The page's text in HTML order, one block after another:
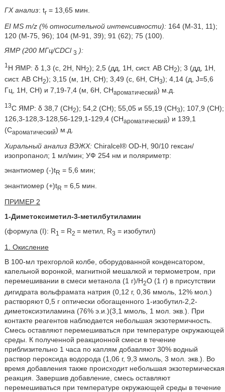
ГХ анализ: tr= 13,65 мин.
EI MS m/z (% относительной интенсивности): 164 (М-31, 11);
120 (М-75, 96); 104 (М-91, 39); 91 (62); 75 (100).
ЯМР (200 МГц/CDCl 3 ):
1 Н ЯМР: δ 1,3 (с, 2Н, NH2); 2,5 (дд, 1Н, сист. АВ СН2); 3 (дд, 1Н,
сист. АВ СН2); 3,15 (м, 1Н, СН); 3,49 (с, 6Н, СН3); 4,14 (д, J=5,6
Гц, 1Н, СН) и 7,19-7,4 (м, 6Н, СНароматический) м.д.
13С ЯМР: δ 38,7 (СН2); 54,2 (СН); 55,05 и 55,19 (СН3); 107,9 (СН);
126,3-128,3-128,56-129,1-129,4 (СНароматический) и 139,1
(Сароматический) м.д.
Хиральный анализ ВЭЖХ: Chiralcel® OD-H, 90/10 гексан/
изопропанол; 1 мл/мин; УФ 254 нм и поляриметр:
энантиомер (-)tR = 5,6 мин;
энантиомер (+)tR = 6,5 мин.
ПРИМЕР 2
1-Диметоксиметил-3-метилбутиламин
(формула (I): R1 = R2 = метил, R3 = изобутил)
1. Окисление
В 100-мл трехгорлой колбе, оборудованной конденсатором,
капельной воронкой, магнитной мешалкой и термометром, при
перемешивании в смеси метанола (1 г)/Н2О (1 г) в присутствии
дигидрата вольфрамата натрия (0,12 г, 0,36 ммоль, 12% мол.)
растворяют 0,5 г оптически обогащенного 1-изобутил-2,2-
диметоксиэтиламина (76% э.и.)(3,1 ммоль, 1 мол. экв.). При
контакте реагентов наблюдается небольшая экзотермичность.
Смесь оставляют перемешиваться при температуре окружающей
среды. К полученной реакционной смеси в течение
приблизительно 1 часа по каплям добавляют 30% водный
раствор пероксида водорода (1,06 г, 9,3 ммоль, 3 мол. экв.). Во
время добавления также происходит небольшая экзотермическая
реакция. Завершив добавление, смесь оставляют
перемешиваться при температуре окружающей среды в течение